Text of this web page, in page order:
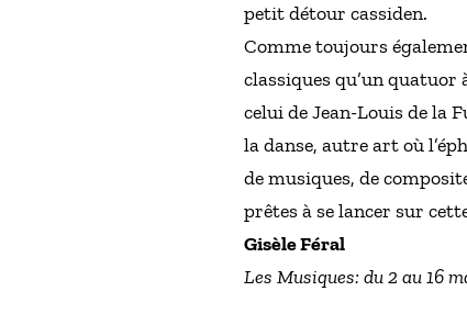
petit détour cassiden.
Comme toujours
classiques qu’un quatuor
celui de Jean-Louis de la
la danse, autre art où
de musiques, de
prêtes à se lancer sur
Gisèle Féral
Les Musiques: du 2 au 16